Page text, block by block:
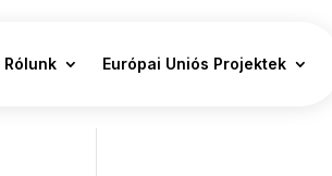
Rólunk Európai Uniós Projektek